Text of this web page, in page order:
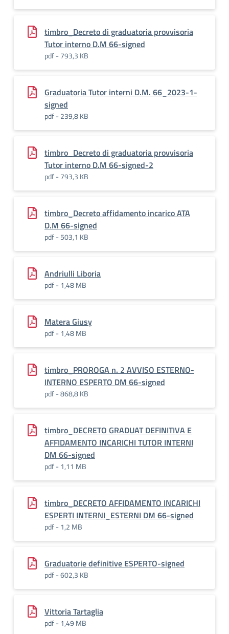
timbro_Decreto di graduatoria provvisoria
Tutor interno D.M 66-signed
pdf - 793,3 KB
Graduatoria Tutor interni D.M. 66_2023-1-
signed
pdf - 239,8 KB
timbro_Decreto di graduatoria provvisoria
Tutor interno D.M 66-signed-2
pdf - 793,3 KB
timbro_Decreto affidamento incarico ATA
D.M 66-signed
pdf - 503,1 KB
Andriulli Liboria
pdf - 1,48 MB
Matera Giusy
pdf - 1,48 MB
timbro_PROROGA n. 2 AVVISO ESTERNO-
INTERNO ESPERTO DM 66-signed
pdf - 868,8 KB
timbro_DECRETO GRADUAT DEFINITIVA E
AFFIDAMENTO INCARICHI TUTOR INTERNI
DM 66-signed
pdf - 1,11 MB
timbro_DECRETO AFFIDAMENTO INCARICHI
ESPERTI INTERNI_ESTERNI DM 66-signed
pdf - 1,2 MB
Graduatorie definitive ESPERTO-signed
pdf - 602,3 KB
Vittoria Tartaglia
pdf - 1,49 MB